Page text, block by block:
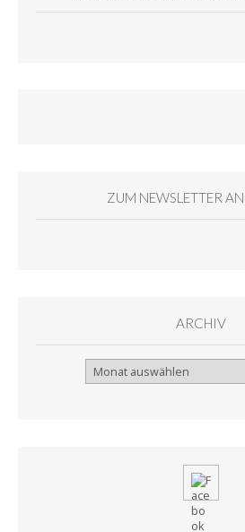
ZUM NEWSLETTER
ARCHIV
Archiv